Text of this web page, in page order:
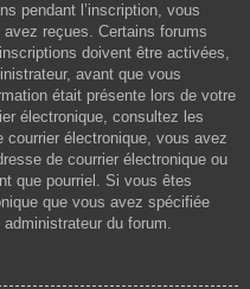
pendant l’inscription, vous
reçues. Certains forums
doivent être activées,
avant que vous
était présente lors de votre
électronique, consultez les
électronique, vous avez
de courrier électronique ou
que pourriel. Si vous êtes
que vous avez spécifiée
du forum.